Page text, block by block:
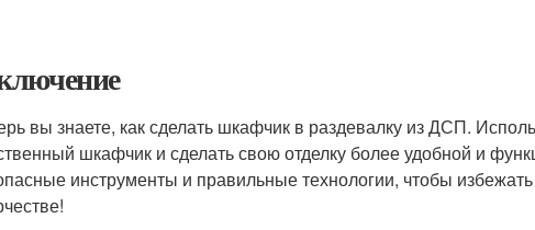
вы знаете, как сделать шкафчик в раздевалку из ДСП.
шкафчик и сделать свою отделку более удобной и
инструменты и правильные технологии, чтобы